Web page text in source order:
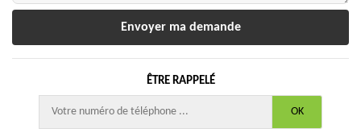
ÊTRE RAPPELÉ